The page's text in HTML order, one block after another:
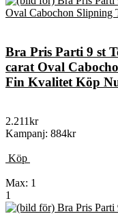
Bra Pris Parti 9 st
carat Oval
Fin Kvalitet Köp
2.211kr
Kampanj: 884kr
Köp
Max: 1
1